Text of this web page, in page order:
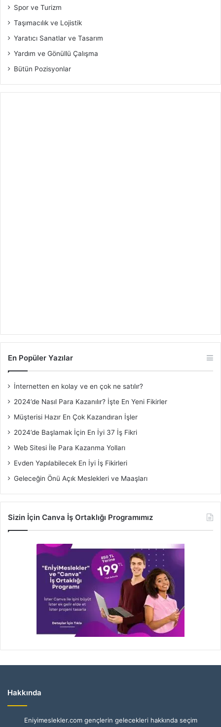
Spor ve Turizm
Taşımacılık ve Lojistik
Yaratıcı Sanatlar ve Tasarım
Yardım ve Gönüllü Çalışma
Bütün Pozisyonlar
En Popüler Yazılar
İnternetten en kolay ve en çok ne satılır?
2024’de Nasıl Para Kazanılır? İşte En Yeni Fikirler
Müşterisi Hazır En Çok Kazandıran İşler
2024’de Başlamak İçin En İyi 37 İş Fikri
Web Sitesi İle Para Kazanma Yolları
Evden Yapılabilecek En İyi İş Fikirleri
Geleceğin Önü Açık Meslekleri ve Maaşları
Sizin İçin Canva İş Ortaklığı Programımız
Hakkında
Eniyimeslekler.com gençlerin gelecekleri hakkında seçim